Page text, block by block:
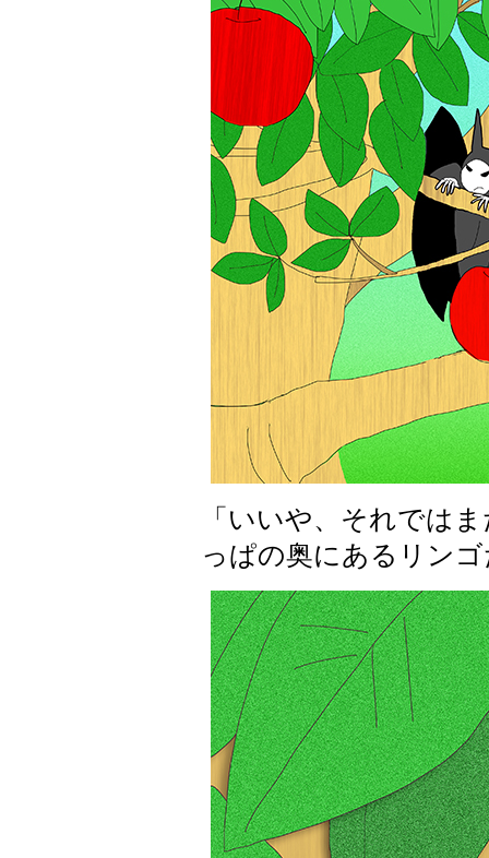
「いいや、それでは
っぱの奥にあるリン